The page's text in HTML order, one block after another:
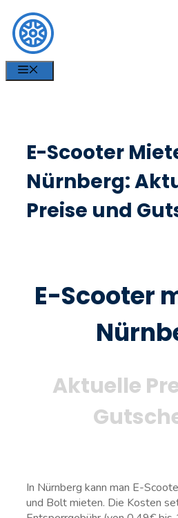
Zum
Inhalt
springen
E-Scooter
Nürnberg:
Preise und
E-Scooter
Aktuelle
In Nürnberg kann man E-
und Bolt mieten. Die Kosten